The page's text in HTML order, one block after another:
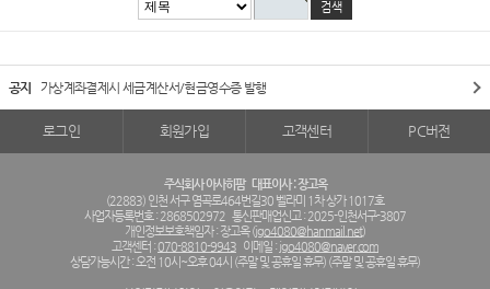
공지 가상계좌결제시 세금계산서/현금영수증 발행
로그인 회원가입 고객센터 PC버전
주식회사 아사히팜 대표이사 : 장고옥
(22883) 인천 서구 염곡로464번길30 벨라미 1차 상가 1017호
사업자등록번호 : 2868502972 통신판매업신고 : 2025-인천서구-3807
개인정보보호책임자 : 장고옥 (jgo4080@hanmail.net)
고객센터 :070-8810-9943 이메일 : jgo4080@naver.com
상담가능시간 : 오전 10시~오후 04시 (주말 및 공휴일 휴무) (주말 및 공휴일 휴무)